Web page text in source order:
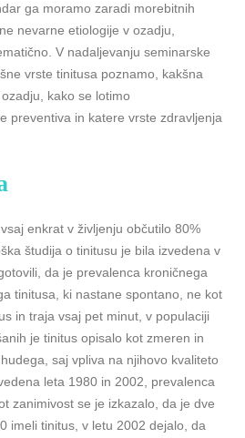
ga moramo zaradi morebitnih
nevarne etiologije v ozadju,
V nadaljevanju seminarske
vrste tinitusa poznamo, kakšna
kako se lotimo
preventiva in katere vrste zdravljenja
enkrat v življenju občutilo 80%
študija o tinitusu je bila izvedena v
da je prevalenca kroničnega
tinitusa, ki nastane spontano, ne kot
in traja vsaj pet minut, v populaciji
je tinitus opisalo kot zmeren in
saj vpliva na njihovo kvaliteto
leta 1980 in 2002, prevalenca
zanimivost se je izkazalo, da je dve
imeli tinitus, v letu 2002 dejalo, da